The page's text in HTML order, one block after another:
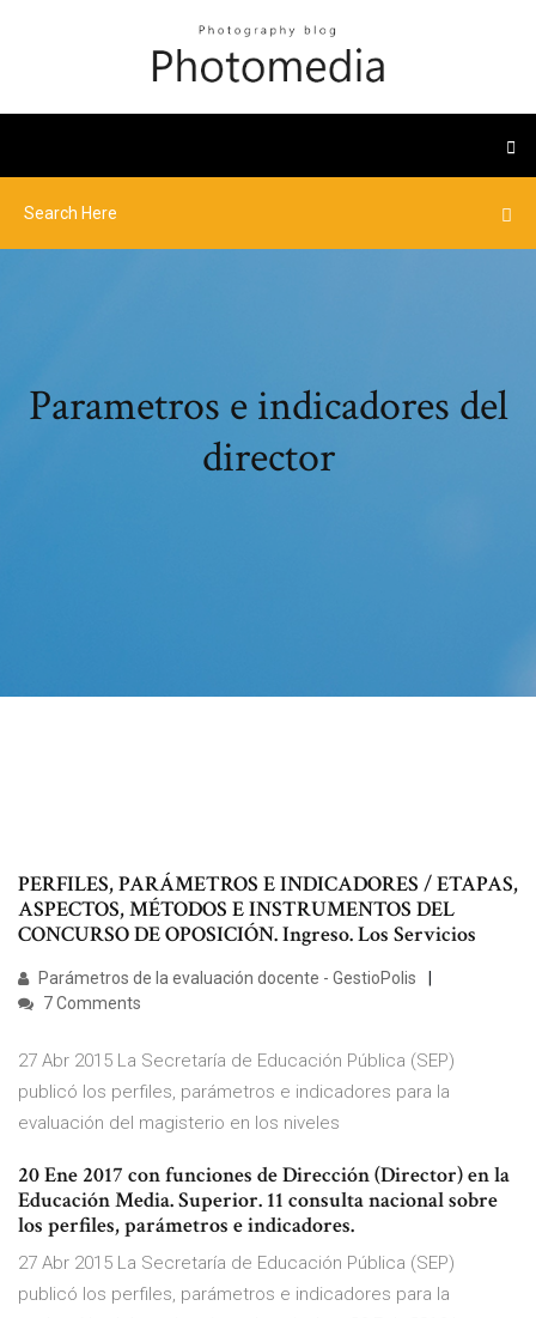
Parametros e indicadores del
director
PERFILES, PARÁMETROS E INDICADORES / ETAPAS,
ASPECTOS, MÉTODOS E INSTRUMENTOS DEL
CONCURSO DE OPOSICIÓN. Ingreso. Los Servicios
Parámetros de la evaluación docente - GestioPolis
7 Comments
27 Abr 2015 La Secretaría de Educación Pública (SEP)
publicó los perfiles, parámetros e indicadores para la
evaluación del magisterio en los niveles
20 Ene 2017 con funciones de Dirección (Director) en la
Educación Media. Superior. 11 consulta nacional sobre
los perfiles, parámetros e indicadores.
27 Abr 2015 La Secretaría de Educación Pública (SEP)
publicó los perfiles, parámetros e indicadores para la